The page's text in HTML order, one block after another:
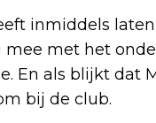
inmiddels
met het
En als blijkt dat
bij de club.